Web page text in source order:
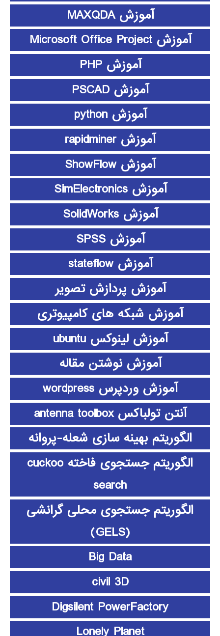
آموزش MAXQDA
آموزش Microsoft Office Project
آموزش PHP
آموزش PSCAD
آموزش python
آموزش rapidminer
آموزش ShowFlow
آموزش SimElectronics
آموزش SolidWorks
آموزش SPSS
آموزش stateflow
آموزش پردازش تصویر
آموزش شبکه های کامپیوتری
آموزش لینوکس ubuntu
آموزش نوشتن مقاله
آموزش وردپرس wordpress
آنتن تولباکس antenna toolbox
الگوریتم بهینه سازی شعله-پروانه
الگوریتم جستجوی فاخته cuckoo
search
الگوریتم جستجوی محلی گرانشی
(GELS)
Big Data
civil 3D
Digsilent PowerFactory
Lonely Planet